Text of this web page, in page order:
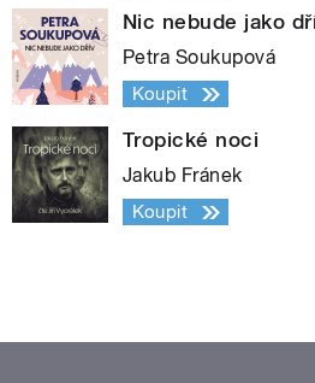
Nic nebude jako
Petra Soukupová
Koupit
Tropické noci
Jakub Fránek
Koupit